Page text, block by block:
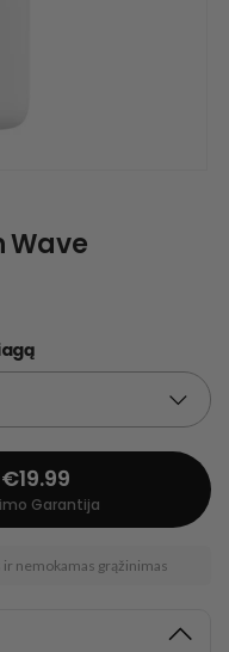
Wave
Garantija
nemokamas grąžinimas